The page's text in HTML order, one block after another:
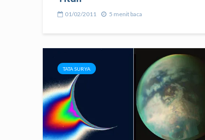
01/02/2011 5 menit baca
TATA SURYA